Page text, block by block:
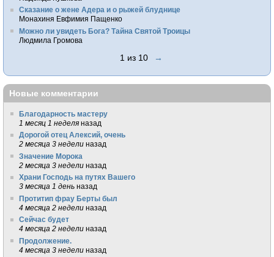
Сказание о жене Адера и о рыжей блуднице
Монахиня Евфимия Пащенко
Можно ли увидеть Бога? Тайна Святой Троицы
Людмила Громова
1 из 10 →
Новые комментарии
Благодарность мастеру
1 месяц 1 неделя назад
Дорогой отец Алексий, очень
2 месяца 3 недели назад
Значение Морока
2 месяца 3 недели назад
Храни Господь на путях Вашего
3 месяца 1 день назад
Протитип фрау Берты был
4 месяца 2 недели назад
Сейчас будет
4 месяца 2 недели назад
Продолжение.
4 месяца 3 недели назад